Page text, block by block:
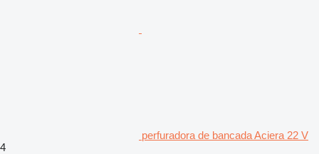
perfuradora de bancada Aciera 22 V
4